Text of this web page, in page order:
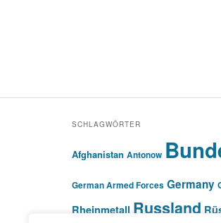
SCHLAGWÖRTER
Afghanistan Antonow
German Armed Forces Germany
Rheinmetall Russland